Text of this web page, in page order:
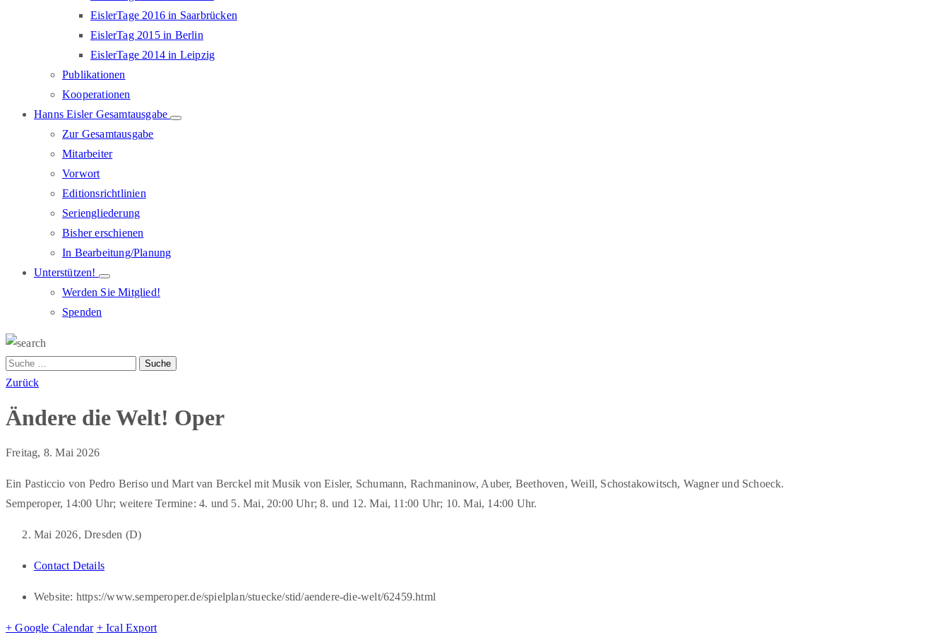
EislerTage 2016 in Saarbrücken
EislerTag 2015 in Berlin
EislerTage 2014 in Leipzig
Publikationen
Kooperationen
Hanns Eisler Gesamtausgabe
Zur Gesamtausgabe
Mitarbeiter
Vorwort
Editionsrichtlinien
Seriengliederung
Bisher erschienen
In Bearbeitung/Planung
Unterstützen!
Werden Sie Mitglied!
Spenden
Zurück
Ändere die Welt! Oper
Freitag, 8. Mai 2026
Ein Pasticcio von Pedro Beriso und Mart van Berckel mit Musik von Eisler, Schumann, Rachmaninow, Auber, Beethoven, Weill, Schostakowitsch, Wagner und Schoeck.
Semperoper, 14:00 Uhr; weitere Termine: 4. und 5. Mai, 20:00 Uhr; 8. und 12. Mai, 11:00 Uhr; 10. Mai, 14:00 Uhr.
Mai 2026, Dresden (D)
Contact Details
Website: https://www.semperoper.de/spielplan/stuecke/stid/aendere-die-welt/62459.html
+ Google Calendar + Ical Export